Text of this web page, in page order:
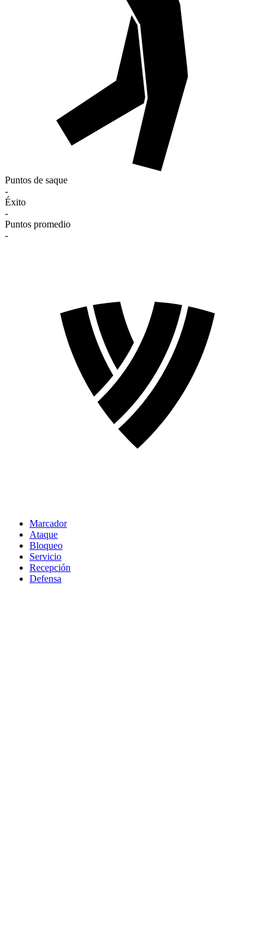
Puntos de saque
-
Éxito
-
Puntos promedio
-
Marcador
Ataque
Bloqueo
Servicio
Recepción
Defensa